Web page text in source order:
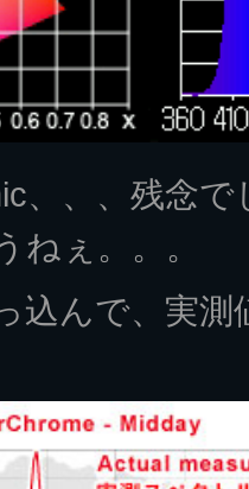
、、、残念で
ねぇ。。。
込んで、実測